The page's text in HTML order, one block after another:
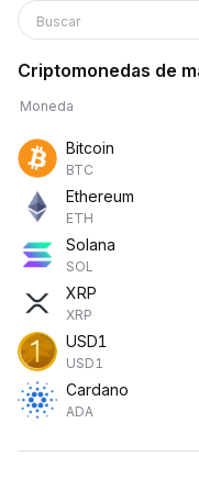
Buscar
Criptomonedas de
Moneda
Bitcoin
BTC
Ethereum
ETH
Solana
SOL
XRP
XRP
USD1
USD1
Cardano
ADA